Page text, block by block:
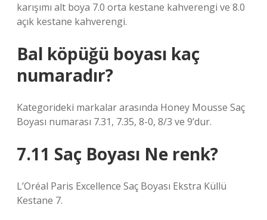
karışımı alt boya 7.0 orta kestane kahverengi ve 8.0
açık kestane kahverengi.
Bal köpüğü boyası kaç
numaradır?
Kategorideki markalar arasında Honey Mousse Saç
Boyası numarası 7.31, 7.35, 8-0, 8/3 ve 9’dur.
7.11 Saç Boyası Ne renk?
L’Oréal Paris Excellence Saç Boyası Ekstra Küllü
Kestane 7.